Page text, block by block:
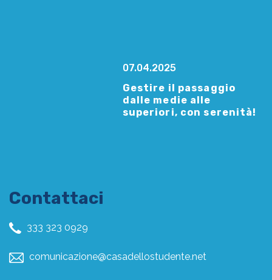
07.04.2025
Gestire il passaggio
dalle medie alle
superiori, con serenità!
Contattaci
333 323 0929
comunicazione@casadellostudente.net